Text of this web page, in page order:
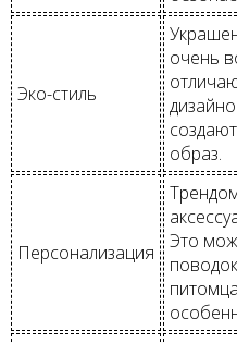
Эко-стиль
очень
образ.
Персонализация
Это